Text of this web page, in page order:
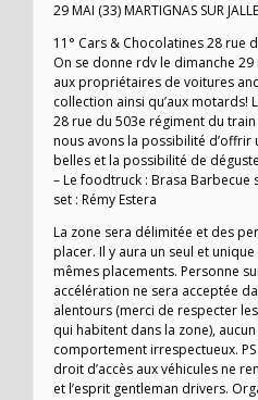
29 MAI (33) MARTIGNAS SUR JALLE
11° Cars & Chocolatines 28 rue
On se donne rdv le dimanche
aux propriétaires de voitures
collection ainsi qu’aux motards!
28 rue du 503e régiment du
nous avons la possibilité
belles et la possibilité de
– Le foodtruck : Brasa Barbecue
set : Rémy Estera
La zone sera délimitée et des
placer. Il y aura un seul et
mêmes placements. Personne
accélération ne sera acceptée
alentours (merci de respecter
qui habitent dans la zone),
comportement irrespectueux.
droit d’accès aux véhicules ne
et l’esprit gentleman drivers.